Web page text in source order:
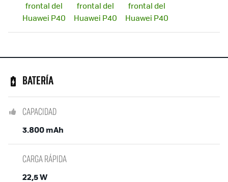
BATERÍA
CAPACIDAD
3.800 mAh
CARGA RÁPIDA
22,5 W